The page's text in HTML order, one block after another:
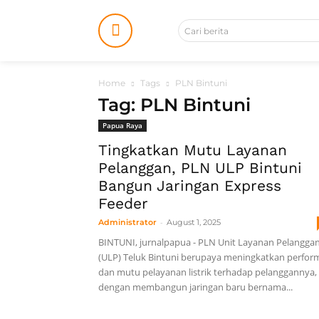
Cari berita
Home Tags PLN Bintuni
Tag: PLN Bintuni
Papua Raya
Tingkatkan Mutu Layanan
Pelanggan, PLN ULP Bintuni
Bangun Jaringan Express
Feeder
Administrator - August 1, 2025
BINTUNI, jurnalpapua - PLN Unit Layanan Pelanggan
(ULP) Teluk Bintuni berupaya meningkatkan
dan mutu pelayanan listrik terhadap pelanggannya,
dengan membangun jaringan baru bernama...